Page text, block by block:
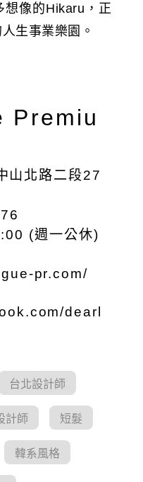
想像的Hikaru，正
生事業樂園。
Premiu
山北路二段27
(週一公休)
pr.com/
dearl
台北設計師
計師 短髮
韓系風格